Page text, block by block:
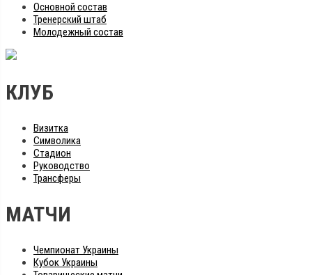
Основной состав
Тренерский штаб
Молодежный состав
КЛУБ
Визитка
Символика
Стадион
Руководство
Трансферы
МАТЧИ
Чемпионат Украины
Кубок Украины